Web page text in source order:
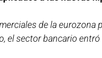
de la eurozona
el sector bancario